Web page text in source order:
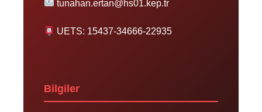
tunahan.ertan@hs01.kep.tr
UETS: 15437-34666-22935
Bilgiler